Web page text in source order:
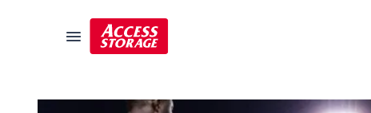
Guide des tailles